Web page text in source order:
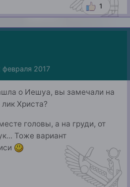
1
февраля 2017
о Иешуа, вы замечали на
Христа?
головы, а на груди, от
Тоже вариант